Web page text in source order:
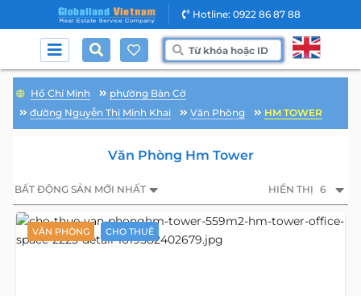
Hotline: 0922 86 87 88
Hồ Chí Minh
phường Bàn Cờ
đường Nguyễn Thị Minh Khai
Văn Phòng HM TOWER
Văn Phòng Hm Tower
BẤT ĐỘNG SẢN MỚI NHẤT HIỂN THỊ 6
VĂN PHÒNG CHO THUÊ